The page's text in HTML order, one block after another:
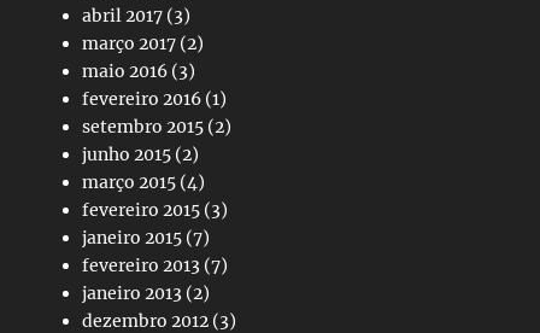
abril 2017 (3)
março 2017 (2)
maio 2016 (3)
fevereiro 2016 (1)
setembro 2015 (2)
junho 2015 (2)
março 2015 (4)
fevereiro 2015 (3)
janeiro 2015 (7)
fevereiro 2013 (7)
janeiro 2013 (2)
dezembro 2012 (3)